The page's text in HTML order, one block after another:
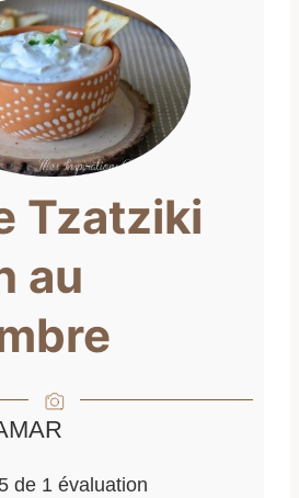
Tzatziki
au
5 de 1 évaluation